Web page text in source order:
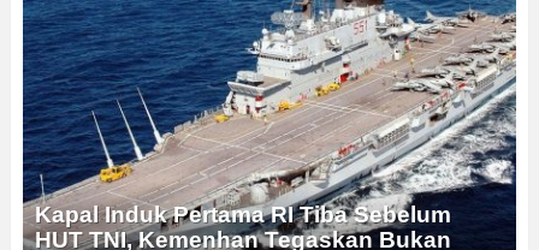
Kapal Induk Pertama RI Tiba Sebelum
HUT TNI, Kemenhan Tegaskan Bukan